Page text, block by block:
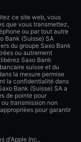
ce site web, vous
que vous transmettez,
ou par tout autre
Bank (Suisse) SA
du groupe Saxo Bank
ou autrement
Saxo Bank
suisse et du
la mesure permise
la confidentialité dans
Bank (Suisse) SA a
de pointe pour
transmission non
pour garantir
d'Apple Inc.,